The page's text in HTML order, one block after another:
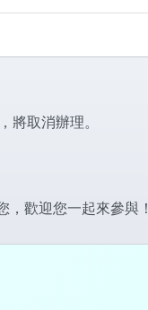
取消辦理。
歡迎您一起來參與！